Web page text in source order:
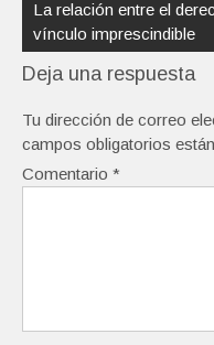
La relación entre el
vínculo imprescindible
Deja una respuesta
Tu dirección de correo
campos obligatorios
Comentario *